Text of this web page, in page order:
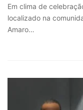
Em clima de
localizado na
Amaro…